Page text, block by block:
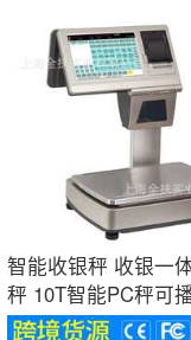
智能收银秤 收银一
秤 10T智能PC秤可
和视频广告秤